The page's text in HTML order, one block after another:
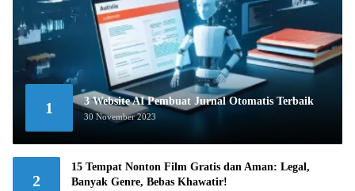
1 3 Website AI Pembuat Jurnal Otomatis Terbaik
30 November 2023
2
15 Tempat Nonton Film Gratis dan Aman: Legal,
Banyak Genre, Bebas Khawatir!